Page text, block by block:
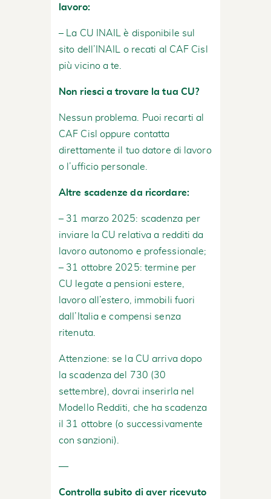
lavoro:
– La CU INAIL è disponibile sul
sito dell’INAIL o recati al CAF Cisl
più vicino a te.
Non riesci a trovare la tua CU?
Nessun problema. Puoi recarti al
CAF Cisl oppure contatta
direttamente il tuo datore di lavoro
o l’ufficio personale.
Altre scadenze da ricordare:
– 31 marzo 2025: scadenza per
inviare la CU relativa a redditi da
lavoro autonomo e professionale;
– 31 ottobre 2025: termine per
CU legate a pensioni estere,
lavoro all’estero, immobili fuori
dall’Italia e compensi senza
ritenuta.
Attenzione: se la CU arriva dopo
la scadenza del 730 (30
settembre), dovrai inserirla nel
Modello Redditi, che ha scadenza
il 31 ottobre (o successivamente
con sanzioni).
—
Controlla subito di aver ricevuto